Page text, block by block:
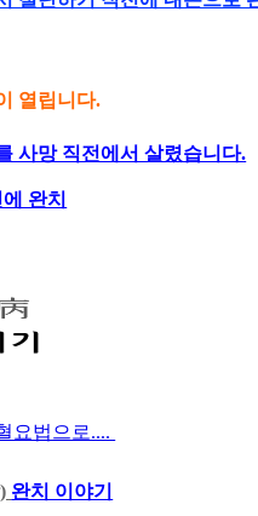
열립니다.
사망 직전에서 살렸습니다.
완치
요법으로....
완치 이야기